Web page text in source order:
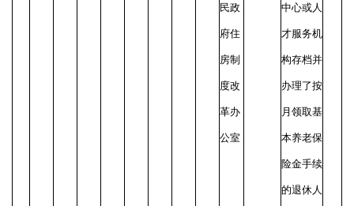
民政
府住
房制
度改
革办
公室
中心或人
才服务机
构存档并
办理了按
月领取基
本养老保
险金手续
的退休人